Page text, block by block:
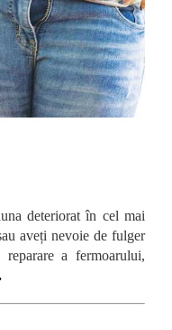
deteriorat în cel mai
aveți nevoie de fulger
a fermoarului,